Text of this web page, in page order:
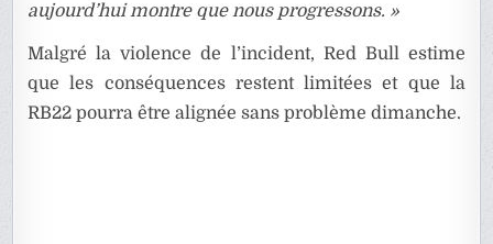
aujourd’hui montre que nous progressons. »
Malgré la violence de l’incident, Red Bull estime
que les conséquences restent limitées et que la
RB22 pourra être alignée sans problème dimanche.